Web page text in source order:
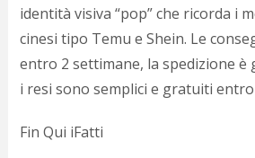
identità visiva “pop” che ricorda i
cinesi tipo Temu e Shein. Le
entro 2 settimane, la spedizione è
i resi sono semplici e gratuiti
Fin Qui iFatti